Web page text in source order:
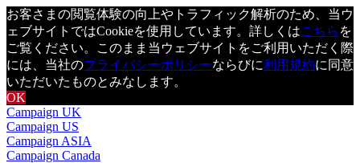
お客さまの閲覧体験の向上やトラフィック解析のため、当ウ
ェブサイトではCookieを使用しています。詳しくはこちら を
ご覧ください。このまま当ウェブサイトをご利用いただく際
には、当社のプライバシーポリシーならびに利用規約に同意
いただいたものとみなします。
OK
Campaign UK
Campaign US
Campaign ASIA
Campaign Canada